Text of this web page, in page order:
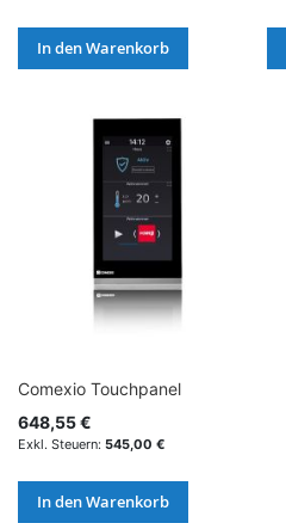
In den Warenkorb
Comexio Touchpanel
648,55 €
545,00 €
In den Warenkorb